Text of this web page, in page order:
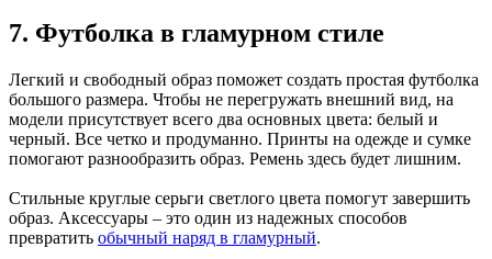
7. Футболка в гламурном стиле
Легкий и свободный образ поможет создать простая футболка
большого размера. Чтобы не перегружать внешний вид, на
модели присутствует всего два основных цвета: белый и
черный. Все четко и продуманно. Принты на одежде и сумке
помогают разнообразить образ. Ремень здесь будет лишним.
Стильные круглые серьги светлого цвета помогут завершить
образ. Аксессуары – это один из надежных способов
превратить обычный наряд в гламурный.